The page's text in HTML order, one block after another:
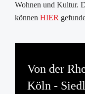
Wohnen und Kultur.
können HIER
Von der
Köln -